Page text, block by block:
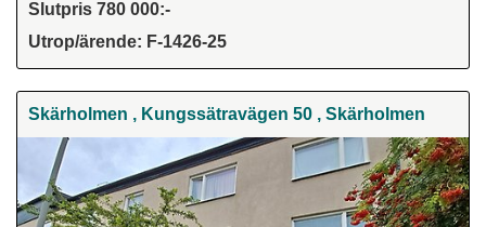
Slutpris 780 000:-
Utrop/ärende: F-1426-25
Skärholmen , Kungssätravägen 50 , Skärholmen